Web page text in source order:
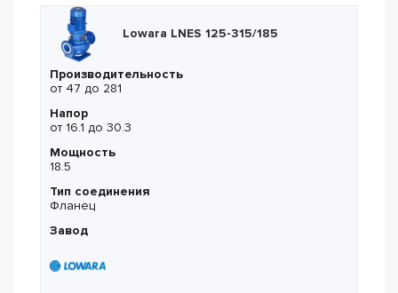
Lowara LNES 125-315/185
Производительность
от 47 до 281
Напор
от 16.1 до 30.3
Мощность
18.5
Тип соединения
Фланец
Завод